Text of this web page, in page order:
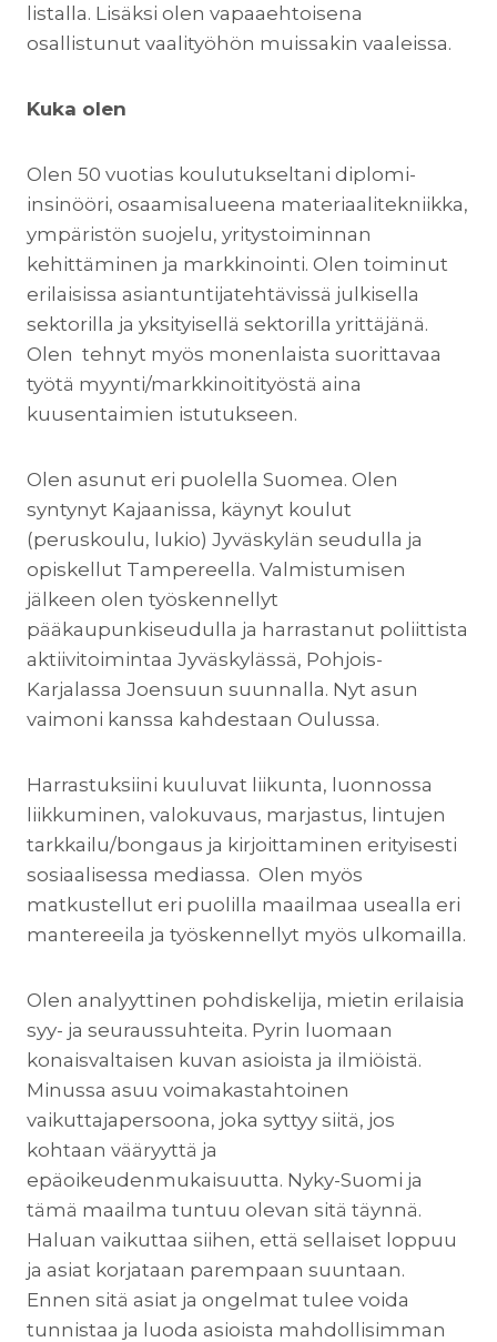
listalla. Lisäksi olen vapaaehtoisena
osallistunut vaalityöhön muissakin vaaleissa.
Kuka olen
Olen 50 vuotias koulutukseltani diplomi-
insinööri, osaamisalueena materiaalitekniikka,
ympäristön suojelu, yritystoiminnan
kehittäminen ja markkinointi. Olen toiminut
erilaisissa asiantuntijatehtävissä julkisella
sektorilla ja yksityisellä sektorilla yrittäjänä.
Olen tehnyt myös monenlaista suorittavaa
työtä myynti/markkinoitityöstä aina
kuusentaimien istutukseen.
Olen asunut eri puolella Suomea. Olen
syntynyt Kajaanissa, käynyt koulut
(peruskoulu, lukio) Jyväskylän seudulla ja
opiskellut Tampereella. Valmistumisen
jälkeen olen työskennellyt
pääkaupunkiseudulla ja harrastanut poliittista
aktiivitoimintaa Jyväskylässä, Pohjois-
Karjalassa Joensuun suunnalla. Nyt asun
vaimoni kanssa kahdestaan Oulussa.
Harrastuksiini kuuluvat liikunta, luonnossa
liikkuminen, valokuvaus, marjastus, lintujen
tarkkailu/bongaus ja kirjoittaminen erityisesti
sosiaalisessa mediassa. Olen myös
matkustellut eri puolilla maailmaa usealla eri
mantereeila ja työskennellyt myös ulkomailla.
Olen analyyttinen pohdiskelija, mietin erilaisia
syy- ja seuraussuhteita. Pyrin luomaan
konaisvaltaisen kuvan asioista ja ilmiöistä.
Minussa asuu voimakastahtoinen
vaikuttajapersoona, joka syttyy siitä, jos
kohtaan vääryyttä ja
epäoikeudenmukaisuutta. Nyky-Suomi ja
tämä maailma tuntuu olevan sitä täynnä.
Haluan vaikuttaa siihen, että sellaiset loppuu
ja asiat korjataan parempaan suuntaan.
Ennen sitä asiat ja ongelmat tulee voida
tunnistaa ja luoda asioista mahdollisimman